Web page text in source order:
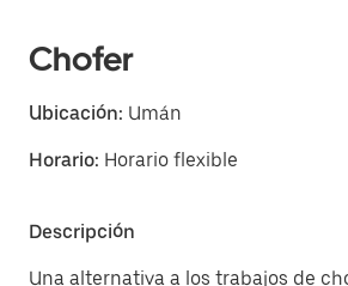
Chofer
Ubicación: Umán
Horario: Horario flexible
Descripción
Una alternativa a los trabajos de